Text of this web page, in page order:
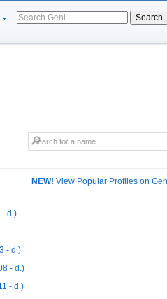
Search
NEW! View Popular Profiles on
d.)
- d.)
- d.)
- d.)